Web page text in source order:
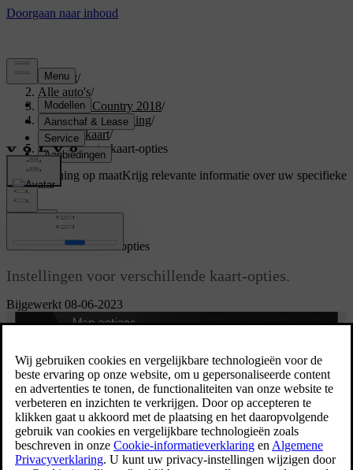
Support/
Alle auto's/
S60 Cross Country 2018/
Gebruikershandleiding/
Internetkaart/
Internetkaart - kaart-opties
Ondersteuning op maatKrijg relevante informatie over uw specifieke
auto.
Bijgewerkt 08-06-2023
Internetkaart[1]- kaart-opties
Instellingen voor verschillende kaart-opties.